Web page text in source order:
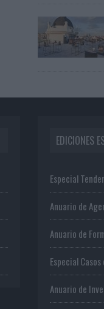
EDICIONES
Especial
Anuario de
Anuario de
Especial
Anuario de